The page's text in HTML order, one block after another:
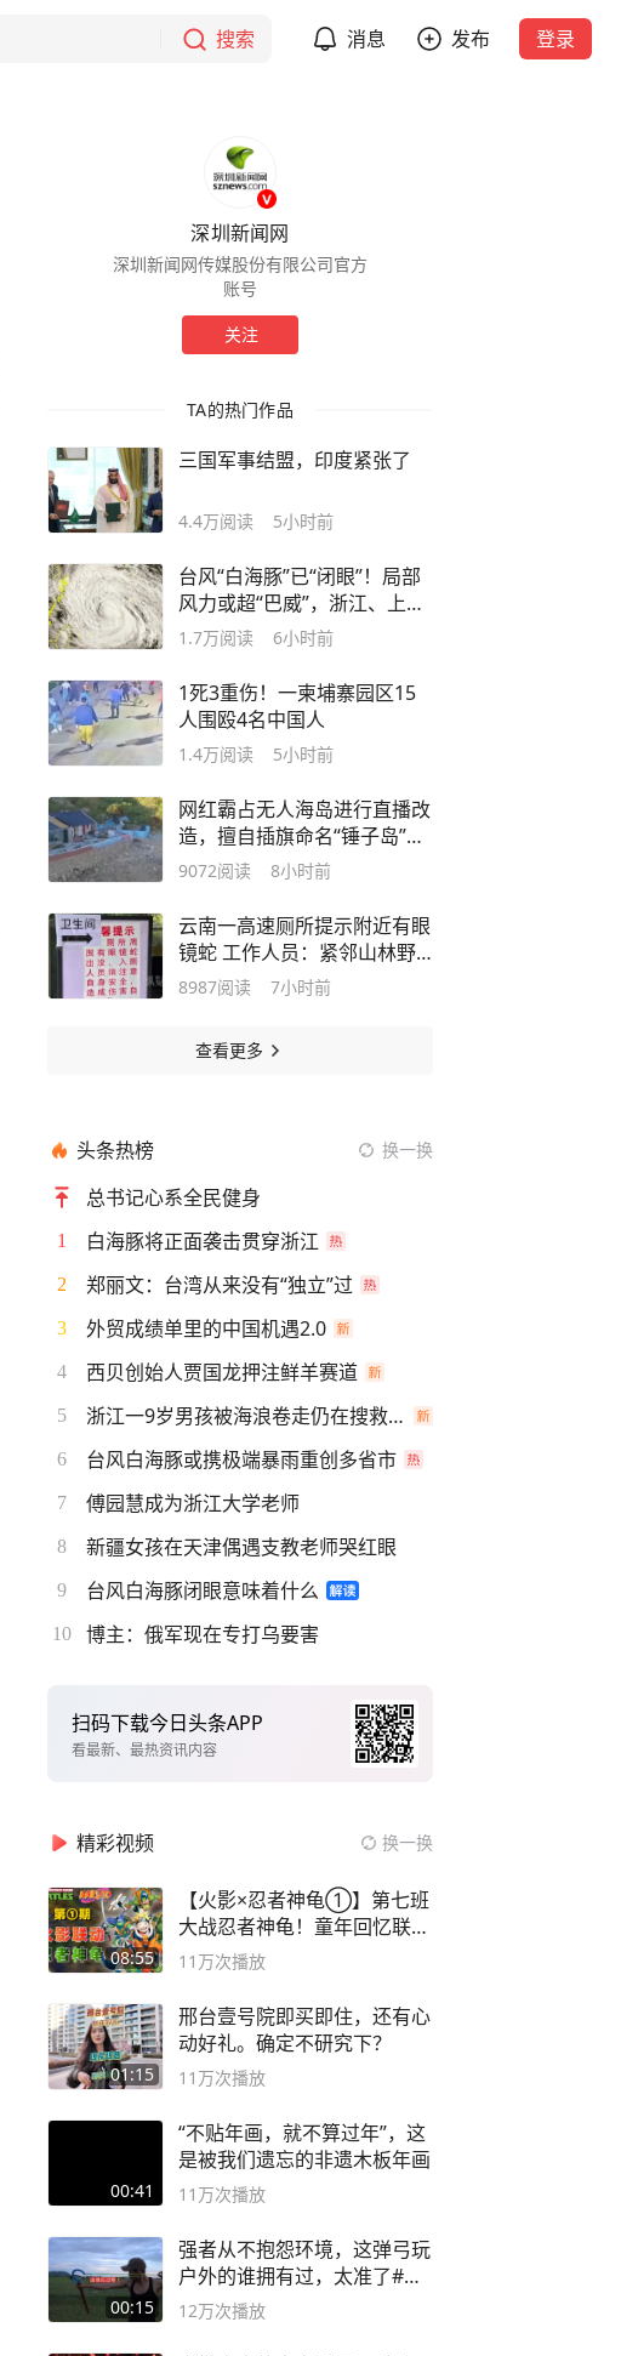
搜索 消息 发布 登录
深圳新闻网
深圳新闻网传媒股份有限公司官方
账号
关注
TA的热门作品
三国军事结盟，印度紧张了
4.4万阅读 5小时前
台风“白海豚”已“闭眼”！局部
风力或超“巴威”，浙江、上
海、福建、江苏等地有特大暴
1.7万阅读 6小时前
1死3重伤！一柬埔寨园区15
人围殴4名中国人
1.4万阅读 5小时前
网红霸占无人海岛进行直播改
造，擅自插旗命名“锤子岛”，
海警披露细节
9072阅读 8小时前
云南一高速厕所提示附近有眼
镜蛇 工作人员：紧邻山林野
生动物多
8987阅读 7小时前
查看更多
头条热榜 换一换
总书记心系全民健身
1 白海豚将正面袭击贯穿浙江
2 郑丽文：台湾从来没有“独立”过
3 外贸成绩单里的中国机遇2.0
4 西贝创始人贾国龙押注鲜羊赛道
5 浙江一9岁男孩被海浪卷走仍在搜救中
6 台风白海豚或携极端暴雨重创多省市
7 傅园慧成为浙江大学老师
8 新疆女孩在天津偶遇支教老师哭红眼
9 台风白海豚闭眼意味着什么
10 博主：俄军现在专打乌要害
扫码下载今日头条APP
看最新、最热资讯内容
精彩视频 换一换
08:55
【火影×忍者神龟①】第七班
大战忍者神龟！童年回忆联动
论武？
11万次播放
01:15
邢台壹号院即买即住，还有心
动好礼。确定不研究下？
11万次播放
00:41
“不贴年画，就不算过年”，这
是被我们遗忘的非遗木板年画
11万次播放
00:15
强者从不抱怨环境，这弹弓玩
户外的谁拥有过，太准了#弹
弓#户外
12万次播放